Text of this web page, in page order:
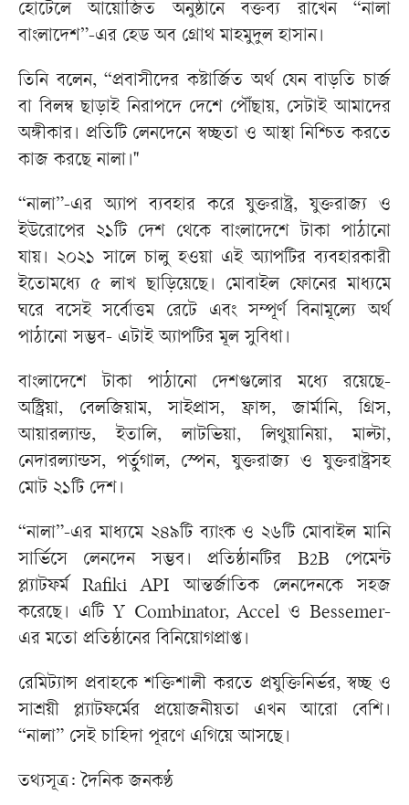
হোটেলে আয়োজিত অনুষ্ঠানে বক্তব্য রাখেন “নালা
বাংলাদেশ”-এর হেড অব গ্রোথ মাহমুদুল হাসান।
তিনি বলেন, “প্রবাসীদের কষ্টার্জিত অর্থ যেন বাড়তি চার্জ
বা বিলম্ব ছাড়াই নিরাপদে দেশে পৌঁছায়, সেটাই আমাদের
অঙ্গীকার। প্রতিটি লেনদেনে স্বচ্ছতা ও আস্থা নিশ্চিত করতে
কাজ করছে নালা।"
“নালা”-এর অ্যাপ ব্যবহার করে যুক্তরাষ্ট্র, যুক্তরাজ্য ও
ইউরোপের ২১টি দেশ থেকে বাংলাদেশে টাকা পাঠানো
যায়। ২০২১ সালে চালু হওয়া এই অ্যাপটির ব্যবহারকারী
ইতোমধ্যে ৫ লাখ ছাড়িয়েছে। মোবাইল ফোনের মাধ্যমে
ঘরে বসেই সর্বোত্তম রেটে এবং সম্পূর্ণ বিনামূল্যে অর্থ
পাঠানো সম্ভব- এটাই অ্যাপটির মূল সুবিধা।
বাংলাদেশে টাকা পাঠানো দেশগুলোর মধ্যে রয়েছে-
অস্ট্রিয়া, বেলজিয়াম, সাইপ্রাস, ফ্রান্স, জার্মানি, গ্রিস,
আয়ারল্যান্ড, ইতালি, লাটভিয়া, লিথুয়ানিয়া, মাল্টা,
নেদারল্যান্ডস, পর্তুগাল, স্পেন, যুক্তরাজ্য ও যুক্তরাষ্ট্রসহ
মোট ২১টি দেশ।
“নালা”-এর মাধ্যমে ২৪৯টি ব্যাংক ও ২৬টি মোবাইল মানি
সার্ভিসে লেনদেন সম্ভব। প্রতিষ্ঠানটির B2B পেমেন্ট
প্ল্যাটফর্ম Rafiki API আন্তর্জাতিক লেনদেনকে সহজ
করেছে। এটি Y Combinator, Accel ও Bessemer-
এর মতো প্রতিষ্ঠানের বিনিয়োগপ্রাপ্ত।
রেমিট্যান্স প্রবাহকে শক্তিশালী করতে প্রযুক্তিনির্ভর, স্বচ্ছ ও
সাশ্রয়ী প্ল্যাটফর্মের প্রয়োজনীয়তা এখন আরো বেশি।
“নালা” সেই চাহিদা পূরণে এগিয়ে আসছে।
তথ্যসূত্র: দৈনিক জনকণ্ঠ